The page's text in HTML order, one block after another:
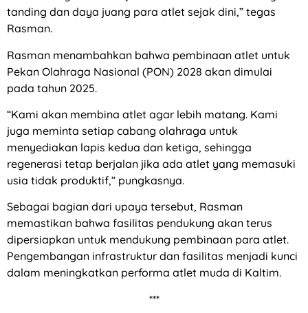
tanding dan daya juang para atlet sejak dini,” tegas
Rasman.
Rasman menambahkan bahwa pembinaan atlet untuk
Pekan Olahraga Nasional (PON) 2028 akan dimulai
pada tahun 2025.
“Kami akan membina atlet agar lebih matang. Kami
juga meminta setiap cabang olahraga untuk
menyediakan lapis kedua dan ketiga, sehingga
regenerasi tetap berjalan jika ada atlet yang memasuki
usia tidak produktif,” pungkasnya.
Sebagai bagian dari upaya tersebut, Rasman
memastikan bahwa fasilitas pendukung akan terus
dipersiapkan untuk mendukung pembinaan para atlet.
Pengembangan infrastruktur dan fasilitas menjadi kunci
dalam meningkatkan performa atlet muda di Kaltim.
***